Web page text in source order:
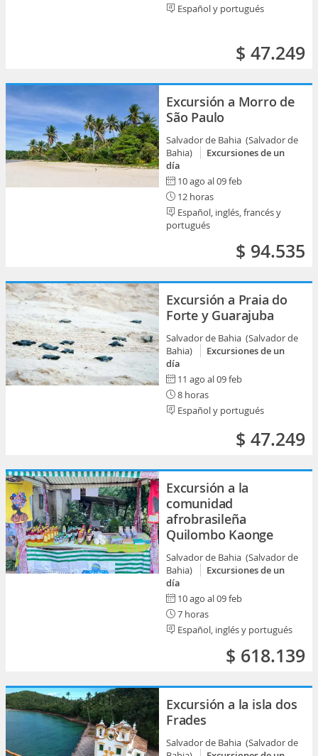
Español y portugués
$ 47.249
Excursión a Morro de
São Paulo
Salvador de Bahia (Salvador de
Bahia)
Excursiones de un
día
10 ago al 09 feb
12 horas
Español, inglés, francés y
portugués
$ 94.535
Excursión a Praia do
Forte y Guarajuba
Salvador de Bahia (Salvador de
Bahia)
Excursiones de un
día
11 ago al 09 feb
8 horas
Español y portugués
$ 47.249
Excursión a la
comunidad
afrobrasileña
Quilombo Kaonge
Salvador de Bahia (Salvador de
Bahia)
Excursiones de un
día
10 ago al 09 feb
7 horas
Español, inglés y portugués
$ 618.139
Excursión a la isla dos
Frades
Salvador de Bahia (Salvador de